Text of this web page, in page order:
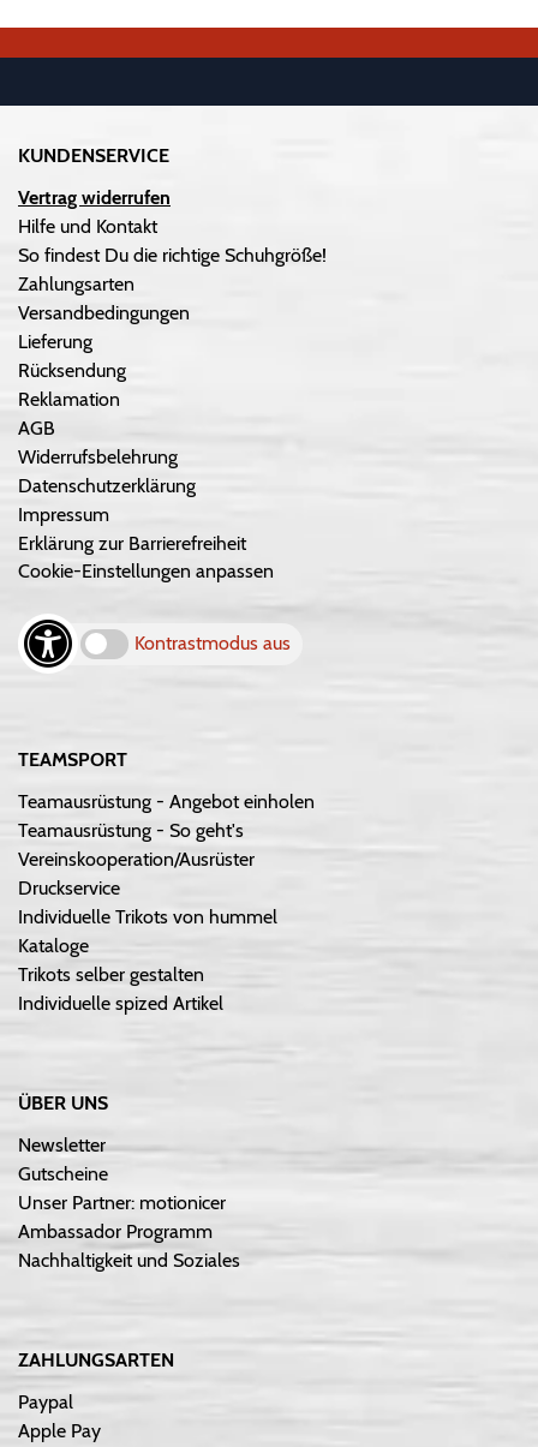
KUNDENSERVICE
Vertrag widerrufen
Hilfe und Kontakt
So findest Du die richtige Schuhgröße!
Zahlungsarten
Versandbedingungen
Lieferung
Rücksendung
Reklamation
AGB
Widerrufsbelehrung
Datenschutzerklärung
Impressum
Erklärung zur Barrierefreiheit
Cookie-Einstellungen anpassen
Kontrastmodus aus
TEAMSPORT
Teamausrüstung - Angebot einholen
Teamausrüstung - So geht's
Vereinskooperation/Ausrüster
Druckservice
Individuelle Trikots von hummel
Kataloge
Trikots selber gestalten
Individuelle spized Artikel
ÜBER UNS
Newsletter
Gutscheine
Unser Partner: motionicer
Ambassador Programm
Nachhaltigkeit und Soziales
ZAHLUNGSARTEN
Paypal
Apple Pay